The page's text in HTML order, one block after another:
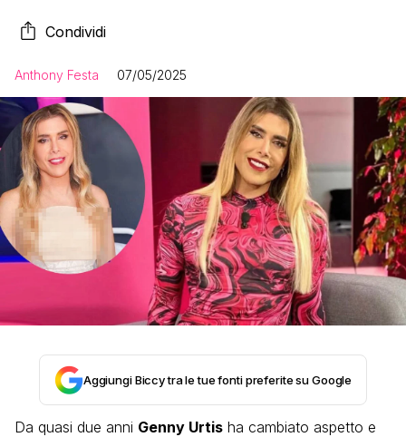
Condividi
Anthony Festa 07/05/2025
Aggiungi Biccy tra le tue fonti preferite su Google
Da quasi due anni Genny Urtis ha cambiato aspetto e